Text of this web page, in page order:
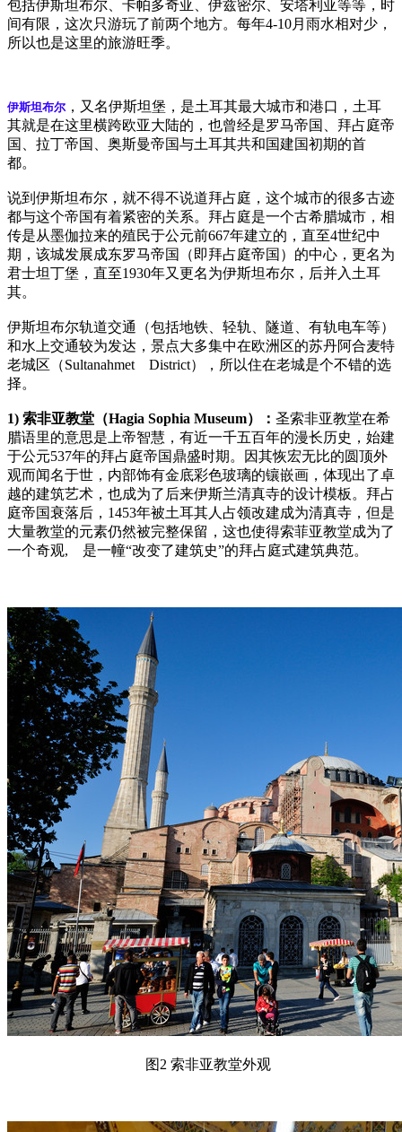
包括伊斯坦布尔、卡帕多奇亚、伊兹密尔、安塔利亚等等，时
间有限，这次只游玩了前两个地方。每年4-10月雨水相对少，
所以也是这里的旅游旺季。
伊斯坦布尔 ，又名伊斯坦堡，是土耳其最大城市和港口，土耳
其就是在这里横跨欧亚大陆的，也曾经是罗马帝国、拜占庭帝
国、拉丁帝国、奥斯曼帝国与土耳其共和国建国初期的首
都。
说到伊斯坦布尔，就不得不说道拜占庭，这个城市的很多古迹
都与这个帝国有着紧密的关系。拜占庭是一个古希腊城市，相
传是从墨伽拉来的殖民于公元前667年建立的，直至4世纪中
期，该城发展成东罗马帝国（即拜占庭帝国）的中心，更名为
君士坦丁堡，直至1930年又更名为伊斯坦布尔，后并入土耳
其。
伊斯坦布尔轨道交通（包括地铁、轻轨、隧道、有轨电车等）
和水上交通较为发达，景点大多集中在欧洲区的苏丹阿合麦特
老城区（Sultanahmet District），所以住在老城是个不错的选
择。
1) 索非亚教堂（Hagia Sophia Museum）： 圣索非亚教堂在希
腊语里的意思是上帝智慧，有近一千五百年的漫长历史，始建
于公元537年的拜占庭帝国鼎盛时期。因其恢宏无比的圆顶外
观而闻名于世，内部饰有金底彩色玻璃的镶嵌画，体现出了卓
越的建筑艺术，也成为了后来伊斯兰清真寺的设计模板。拜占
庭帝国衰落后，1453年被土耳其人占领改建成为清真寺，但是
大量教堂的元素仍然被完整保留，这也使得索菲亚教堂成为了
一个奇观, 是一幢“改变了建筑史”的拜占庭式建筑典范。
图2 索非亚教堂外观